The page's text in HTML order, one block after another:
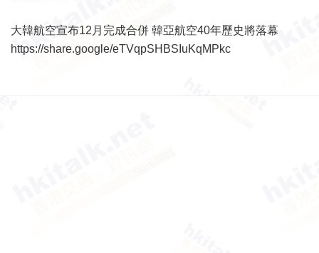
大韓航空宣布12月完成合併 韓亞航空40年歷史將落幕
https://share.google/eTVqpSHBSIuKqMPkc